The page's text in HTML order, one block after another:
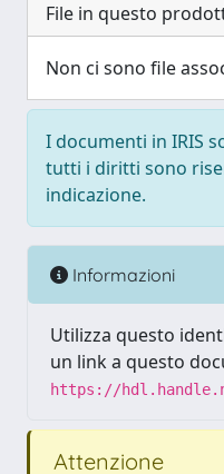
File in questo
Non ci sono file
I documenti in IRIS
tutti i diritti sono
indicazione.
Informazioni
Utilizza questo
un link a questo
https://
Attenzione